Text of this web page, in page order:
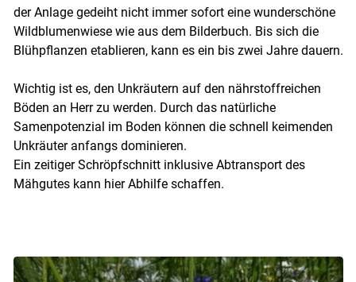
der Anlage gedeiht nicht immer sofort eine wunderschöne
Wildblumenwiese wie aus dem Bilderbuch. Bis sich die
Blühpflanzen etablieren, kann es ein bis zwei Jahre dauern.
Wichtig ist es, den Unkräutern auf den nährstoffreichen
Böden an Herr zu werden. Durch das natürliche
Samenpotenzial im Boden können die schnell keimenden
Unkräuter anfangs dominieren.
Ein zeitiger Schröpfschnitt inklusive Abtransport des
Mähgutes kann hier Abhilfe schaffen.